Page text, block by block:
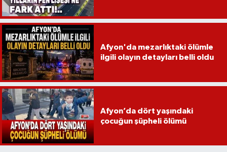
Afyon'da mezarlıktaki ölümle
ilgili olayın detayları belli oldu
Afyon’da dört yaşındaki
çocuğun şüpheli ölümü